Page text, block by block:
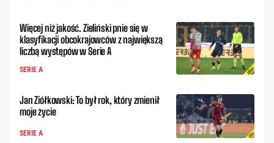
Więcej niż jakość. Zieliński pnie się w
klasyfikacji obcokrajowców z największą
liczbą występów w Serie A
SERIE A
Jan Ziółkowski: To był rok, który zmienił
moje życie
SERIE A